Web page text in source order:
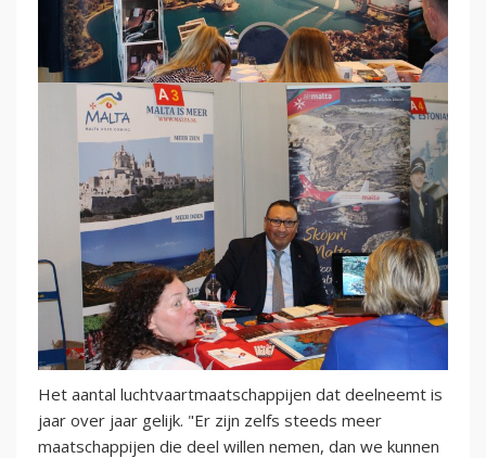
Het aantal luchtvaartmaatschappijen dat deelneemt is
jaar over jaar gelijk. "Er zijn zelfs steeds meer
maatschappijen die deel willen nemen, dan we kunnen